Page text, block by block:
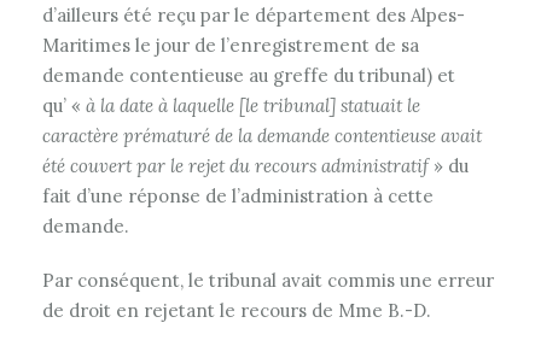
d’ailleurs été reçu par le département des Alpes-
Maritimes le jour de l’enregistrement de sa
demande contentieuse au greffe du tribunal) et
qu’ « à la date à laquelle [le tribunal] statuait le
caractère prématuré de la demande contentieuse avait
été couvert par le rejet du recours administratif» du
fait d’une réponse de l’administration à cette
demande.
Par conséquent, le tribunal avait commis une erreur
de droit en rejetant le recours de Mme B.-D.